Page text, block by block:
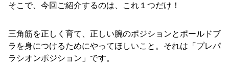
そこで、今回ご紹介するのは、これ１つだけ！
三角筋を正しく育て、正しい腕のポジションとポールドブ
ラを身につけるためにやってほしいこと。それは「プレパ
ラシオンポジション」です。